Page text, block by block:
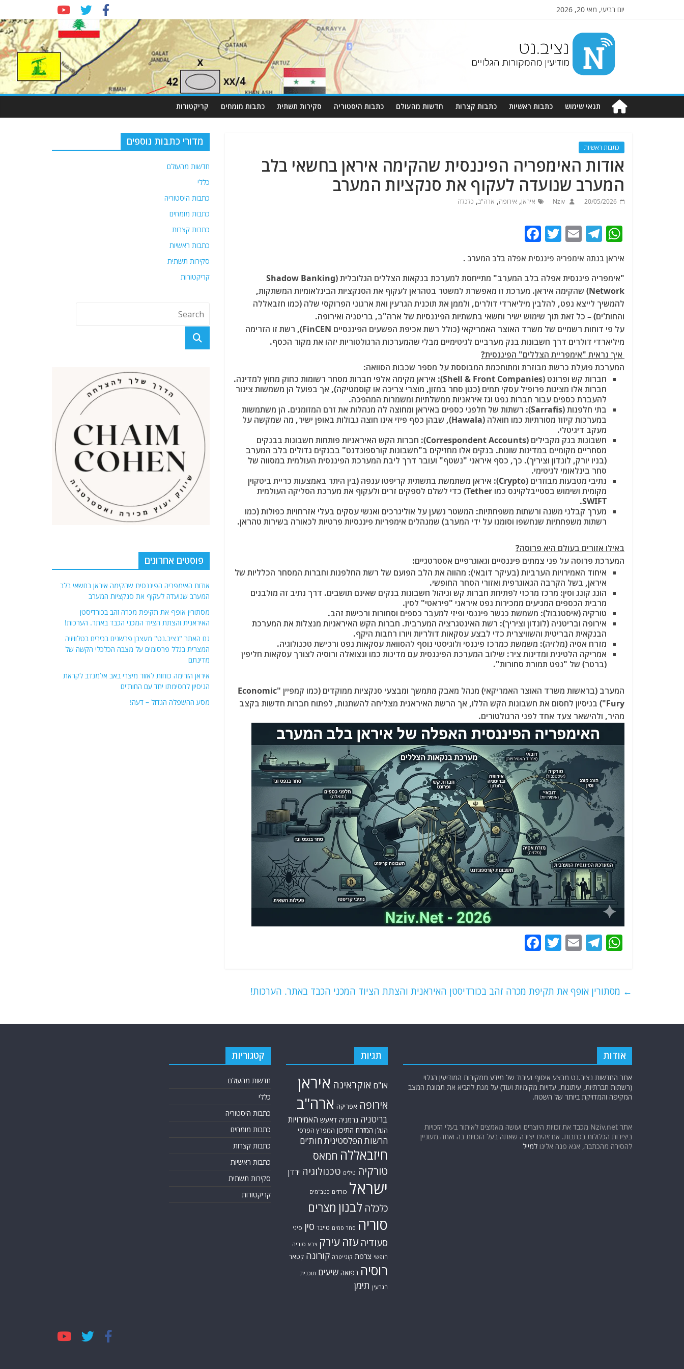
יום רביעי, מאי 20, 2026
Nziv.net
מודיעין
מהמקורות
תנאי שימוש כתבות ראשיות כתבות קצרות חדשות מהעולם כתבות היסטוריה סקירות תשתית כתבות מומחים קריקטורות
כתבות ראשיות
אודות האימפריה הפיננסית שהקימה איראן בחשאי בלב
המערב שנועדה לעקוף את סנקציות המערב
20/05/2026
Nziv איראן, אירופה, ארה"ב, כלכלה
W
at
s
A
p
p
T
e
g
ra
m
E
ai
l
T
itt
er
c
e
b
o
o
k
איראן בנתה אימפריה פיננסית אפלה בלב המערב .
"אימפריה פיננסית אפלה בלב המערב"
מתייחסת למערכת בנקאות הצללים הגלובלית (Shadow Banking
Network) שהקימה איראן. מערכת זו מאפשרת למשטר בטהראן לעקוף את הסנקציות הבינלאומיות המשתקות,
להמשיך לייצא נפט, להלבין מיליארדי דולרים, ולממן את תוכנית הגרעין ואת ארגוני הפרוקסי שלה (כמו חזבאללה
והחות'ים) – כל זאת תוך שימוש ישיר וחשאי בתשתיות הפיננסיות של ארה"ב, בריטניה ואירופה.
על פי דוחות רשמיים של משרד האוצר האמריקאי (כולל רשת אכיפת הפשעים הפיננסיים FinCEN), רשת זו הזרימה
מיליארדי דולרים דרך חשבונות בנק מערביים לגיטימיים מבלי שהמערכות הרגולטוריות יזהו את מקור הכסף.
איך נראית "אימפריית הצללים" הפיננסית?
המערכת פועלת כרשת מבוזרת ומתוחכמת המבוססת על מספר שכבות הסוואה:
חברות קש ופרונט (Shell & Front Companies):
איראן מקימה אלפי חברות מסחר רשומות כחוק מחוץ למדינה.
חברות אלו מציגות פרופיל עסקי תמים (כגון סחר במזון, מוצרי צריכה או קוסמטיקה), אך בפועל הן משמשות צינור
להעברת כספים עבור חברות נפט וגז איראניות ממשלתיות ומשמרות המהפכה.
בתי חלפנות (Sarrafis):
רשתות של חלפני כספים באיראן ומחוצה לה מנהלות את זרם המזומנים. הן משתמשות
במערכות קיזוז מסורתיות כמו חואלה (Hawala)
, שבהן כסף פיזי אינו חוצה גבולות באופן ישיר, מה שמקשה על
מעקב דיגיטלי.
חשבונות בנק מקבילים (Correspondent Accounts):
חברות הקש האיראניות פותחות חשבונות בבנקים
מסחריים מקומיים במדינות שונות. בנקים אלו מחזיקים ב"חשבונות קורספונדנט" בבנקים גדולים בלב המערב
(בניו יורק, לונדון וציריך). כך, כסף איראני "נשטף" ועובר דרך ליבת המערכת הפיננסית העולמית במסווה של
סחר בינלאומי לגיטימי.
נתיבי מטבעות מבוזרים (Crypto):
איראן משתמשת בתשתית קריפטו ענפה (בין היתר באמצעות כריית ביטקוין
מקומית ושימוש בסטייבלקוינס כמו Tether) כדי לשלם לספקים זרים ולעקוף את מערכת הסליקה העולמית
SWIFT.
מערך קבלני משנה ורשתות משפחתיות: המשטר נשען על אוליגרכים ואנשי עסקים בעלי אזרחויות כפולות (כמו
רשתות משפחתיות שנחשפו וסומנו על ידי המערב) שמנהלים אימפריות פיננסיות פרטיות לכאורה בשירות טהראן.
באילו אזורים בעולם היא פרוסה?
המערכת פרוסה על פני צמתים פיננסיים וגאוגרפיים אסטרטגיים:
איחוד האמירויות הערביות (בעיקר דובאי): מהווה את הלב הפועם של רשת החלפנות וחברות המסחר הכלליות של
איראן, בשל הקרבה הגאוגרפית ואזורי הסחר החופשי.
הונג קונג וסין: מרכז מרכזי לפתיחת חברות קש וניהול חשבונות בנקים שאינם תושבים. דרך נתיב זה מולבנים
מרבית הכספים המגיעים ממכירות נפט איראני "פיראטי" לסין.
טורקיה (איסטנבול): משמשת כגשר פיננסי ופיזי למעבר כספים וסחורות ורכישת זהב.
אירופה ובריטניה (לונדון וציריך): רשת האינטגרציה המערבית. חברות הקש האיראניות מנצלות את המערכת
הבנקאית הבריטית והשוויצרית כדי לבצע עסקאות דולריות ויורו רחבות היקף.
מזרח אסיה (מלזיה): משמשת כמרכז פיננסי ולוגיסטי נוסף להסוואת עסקאות נפט ורכישת טכנולוגיה.
אמריקה הלטינית ומדינות ציר: שילוב המערכת הפיננסית עם מדינות כמו ונצואלה ורוסיה לצורך עסקאות חליפין
(ברטר) של "נפט תמורת סחורות".
המערב (בראשות משרד האוצר האמריקאי) מנהל מאבק מתמשך ומבצעי סנקציות ממוקדים (כמו קמפיין "Economic
Fury") בניסיון לחסום את חשבונות הקש הללו, אך הרשת האיראנית מצליחה להשתנות, לפתוח חברות חדשות בקצב
מהיר, ולהישאר צעד אחד לפני הרגולטורים.
W
s
p
T
g
m
E
l
T
er
e
o
← מסתורין אופף את תקיפת מכרה זהב בכורדיסטן האיראנית והצתת הציוד המכני הכבד באתר. הערכות!
מדורי כתבות נוספים
חדשות מהעולם
כללי
כתבות היסטוריה
כתבות מומחים
כתבות קצרות
כתבות ראשיות
סקירות תשתית
קריקטורות
פוסטים אחרונים
אודות האימפריה הפיננסית שהקימה איראן בחשאי בלב
המערב שנועדה לעקוף את סנקציות המערב
מסתורין אופף את תקיפת מכרה זהב בכורדיסטן
האיראנית והצתת הציוד המכני הכבד באתר. הערכות!
גם האתר "נציב.נט" מעצבן פרשנים בכירים בטלוויזיה
המצרית בגלל פרסומים על מצבה הכלכלי הקשה של
מדינתם
איראן הזרימה כוחות לאזור מיצרי באב אלמנדב לקראת
הניסיון לחסימתו יחד עם החות'ים
מסע ההשפלה הגדול – דעה!
אודות
אתר החדשות נציב.נט מבצע איסוף ועיבוד של מידע ממקורות המודיעין הגלוי
(רשתות חברתיות, עיתונות, עדויות מקומיות ועוד) על מנת להביא את תמונת המצב
המקיפה והמדויקת ביותר של השטח.
אתר Nziv.net מכבד את זכויות היוצרים ועושה מאמצים לאיתור בעלי הזכויות
ביצירות הכלולות בכתבות. אם זיהית יצירה שאתה בעל הזכויות בה ואתה מעוניין
להסירה מהכתבה, אנא פנה אלינו למייל
תגיות
או"ם אוקראינה איראן
אירופה אפריקה ארה"ב
בריטניה גרמניה דאעש האמירויות
הגולן המזרח התיכון המפרץ הפרסי
הרשות הפלסטינית חות'ים
חיזבאללה חמאס
טורקיה טילים טכנולוגיה ירדן
ישראל כורדים כטב"מים
כלכלה לבנון מצרים
סוריה סחר סמים סייבר סין סיני
סעודיה עזה עירק צבא סוריה
חופשי צרפת קונייטרה קורונה קטאר
רוסיה רפואה שיעים תוכנית
הגרעין תימן
קטגוריות
חדשות מהעולם
כללי
כתבות היסטוריה
כתבות מומחים
כתבות קצרות
כתבות ראשיות
סקירות תשתית
קריקטורות